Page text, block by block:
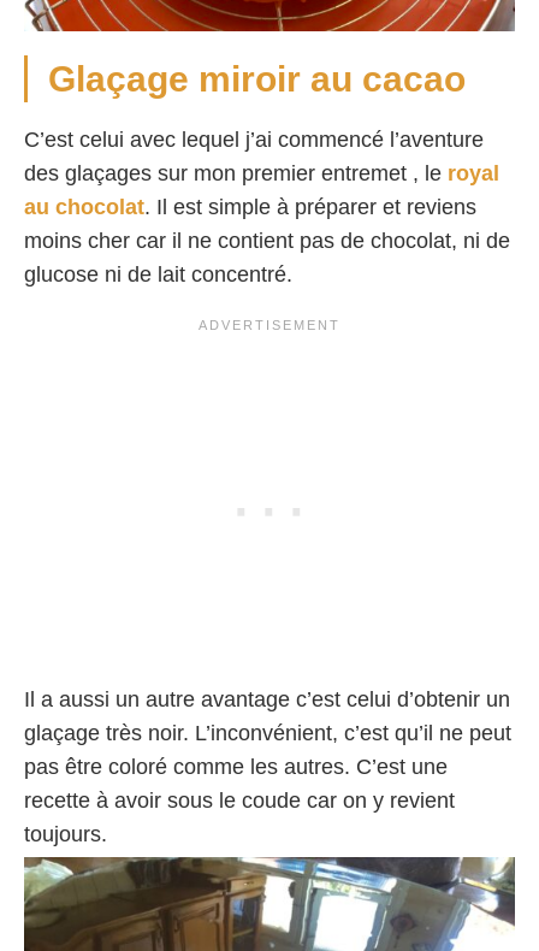
Glaçage miroir au cacao
C’est celui avec lequel j’ai commencé l’aventure
des glaçages sur mon premier entremet , le royal
au chocolat. Il est simple à préparer et reviens
moins cher car il ne contient pas de chocolat, ni de
glucose ni de lait concentré.
Il a aussi un autre avantage c’est celui d’obtenir un
glaçage très noir. L’inconvénient, c’est qu’il ne peut
pas être coloré comme les autres. C’est une
recette à avoir sous le coude car on y revient
toujours.